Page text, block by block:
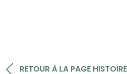
RETOUR À LA PAGE